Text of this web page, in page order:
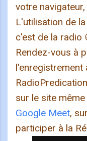
votre
L'utilisation de
c'est de la radio
Rendez-vous à
l'enregistrement
sur le site
Google Meet,
participer à la